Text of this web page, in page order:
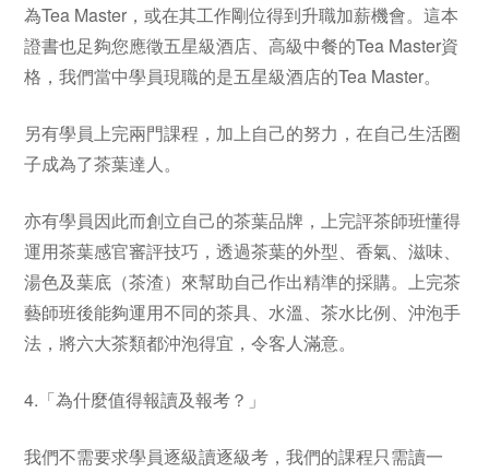
為Tea Master，或在其工作剛位得到升職加薪機會。這本
證書也足夠您應徵五星級酒店、高級中餐的Tea Master資
格，我們當中學員現職的是五星級酒店的Tea Master。
另有學員上完兩門課程，加上自己的努力，在自己生活圈
子成為了茶葉達人。
亦有學員因此而創立自己的茶葉品牌，上完評茶師班懂得
運用茶葉感官審評技巧，透過茶葉的外型、香氣、滋味、
湯色及葉底（茶渣）來幫助自己作出精準的採購。上完茶
藝師班後能夠運用不同的茶具、水溫、茶水比例、沖泡手
法，將六大茶類都沖泡得宜，令客人滿意。
4.「為什麼值得報讀及報考？」
我們不需要求學員逐級讀逐級考，我們的課程只需讀一